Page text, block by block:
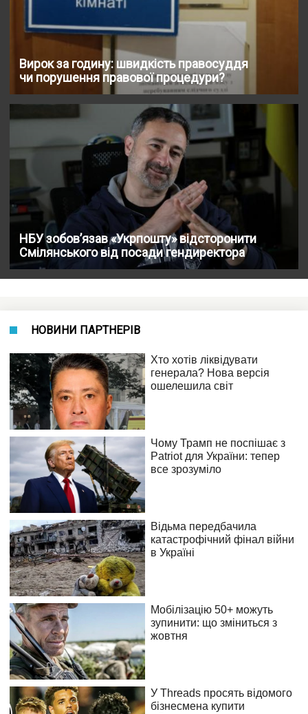
Вирок за годину: швидкість правосуддя
чи порушення правової процедури?
НБУ зобов’язав «Укрпошту» відсторонити
Смілянського від посади гендиректора
НОВИНИ ПАРТНЕРІВ